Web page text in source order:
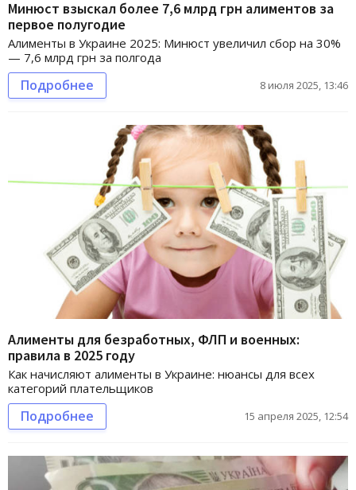
Минюст взыскал более 7,6 млрд грн алиментов за
первое полугодие
Алименты в Украине 2025: Минюст увеличил сбор на 30%
— 7,6 млрд грн за полгода
Подробнее 8 июля 2025, 13:46
Алименты для безработных, ФЛП и военных:
правила в 2025 году
Как начисляют алименты в Украине: нюансы для всех
категорий плательщиков
Подробнее 15 апреля 2025, 12:54